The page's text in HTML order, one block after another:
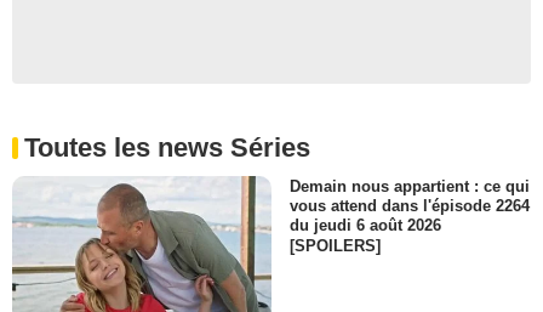
Toutes les news Séries
Demain nous appartient : ce qui
vous attend dans l'épisode 2264
du jeudi 6 août 2026
[SPOILERS]